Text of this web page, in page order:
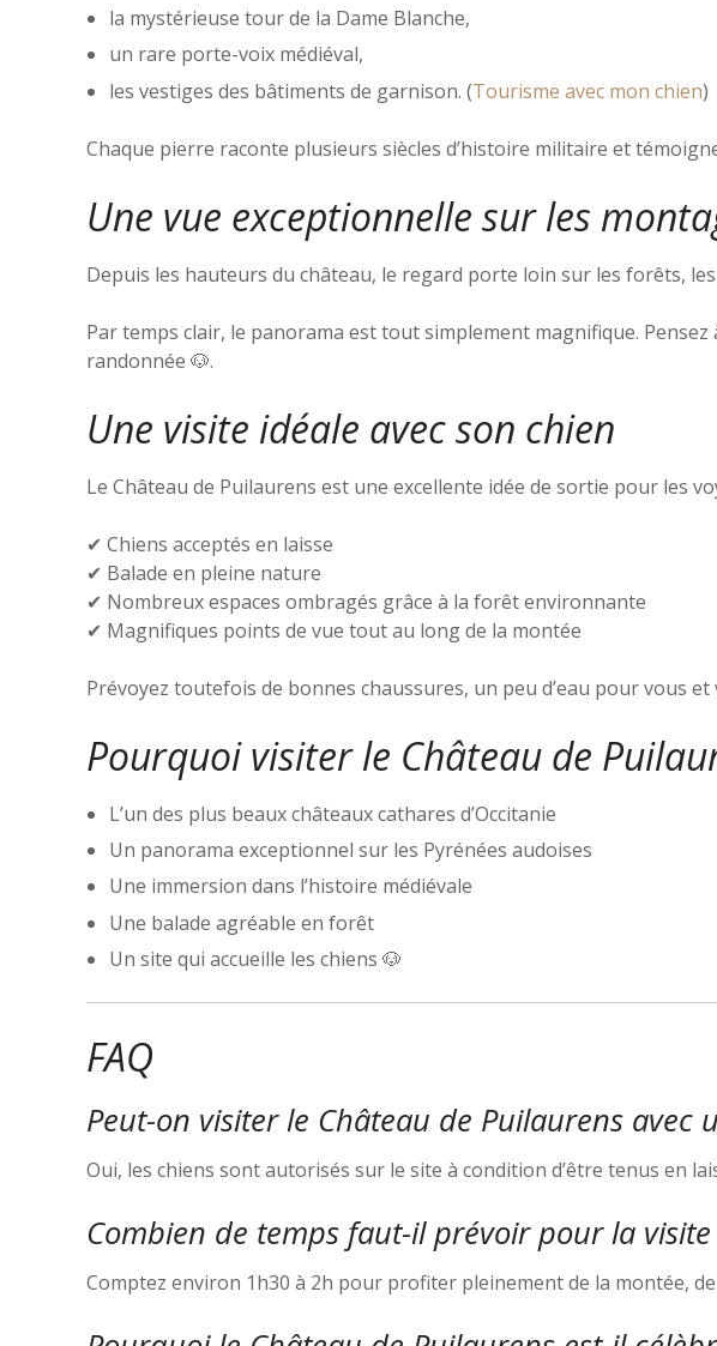
la mystérieuse tour de la Dame Blanche,
un rare porte-voix médiéval,
les vestiges des bâtiments de garnison. (Tourisme avec mon chien)
Chaque pierre raconte plusieurs siècles d’histoire militaire et
Une vue exceptionnelle sur les
Depuis les hauteurs du château, le regard porte loin sur les forêts,
Par temps clair, le panorama est tout simplement magnifique.
randonnée 🐶.
Une visite idéale avec son chien
Le Château de Puilaurens est une excellente idée de sortie pour les
✔ Chiens acceptés en laisse
✔ Balade en pleine nature
✔ Nombreux espaces ombragés grâce à la forêt environnante
✔ Magnifiques points de vue tout au long de la montée
Prévoyez toutefois de bonnes chaussures, un peu d’eau pour vous
Pourquoi visiter le Château de
L’un des plus beaux châteaux cathares d’Occitanie
Un panorama exceptionnel sur les Pyrénées audoises
Une immersion dans l’histoire médiévale
Une balade agréable en forêt
Un site qui accueille les chiens 🐶
FAQ
Peut-on visiter le Château de Puilaurens avec
Oui, les chiens sont autorisés sur le site à condition d’être tenus en
Combien de temps faut-il prévoir pour la visite
Comptez environ 1h30 à 2h pour profiter pleinement de la montée,